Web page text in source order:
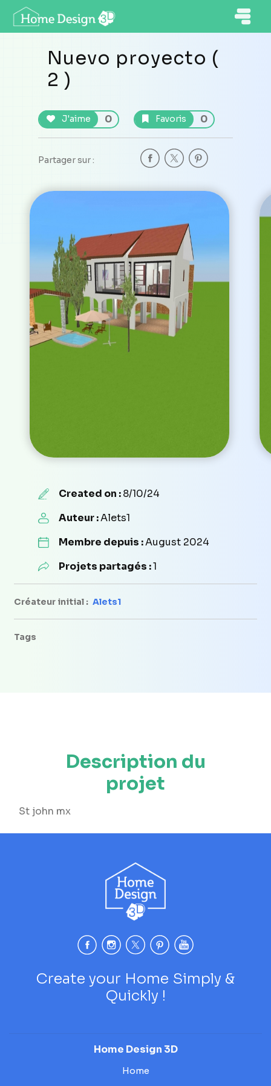
Nuevo proyecto (
2 )
J'aime 0 Favoris 0
Partager sur :
Created on :8/10/24
Auteur :Alets1
Membre depuis :August 2024
Projets partagés :1
Créateur initial : Alets1
Tags
Description du
projet
St john mx
Create your Home Simply &
Quickly !
Home Design 3D
Home